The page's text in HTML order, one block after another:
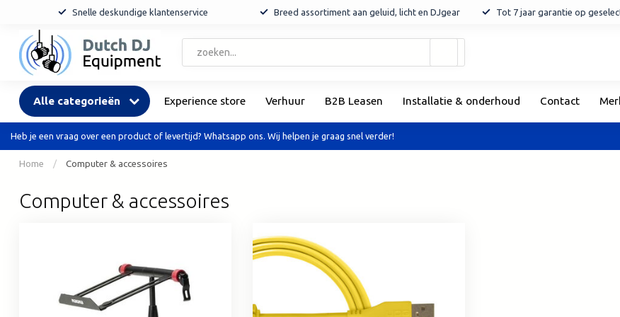
Snelle deskundige klantenservice Breed assortiment aan geluid, licht en DJgear Tot 7 jaar garantie op
en
een
Alle categorieën Experience store Verhuur B2B Leasen Installatie & onderhoud Contact
Heb je een vraag over een product of levertijd? Whatsapp ons. Wij helpen je graag snel verder!
Home / Computer & accessoires
Computer & accessoires